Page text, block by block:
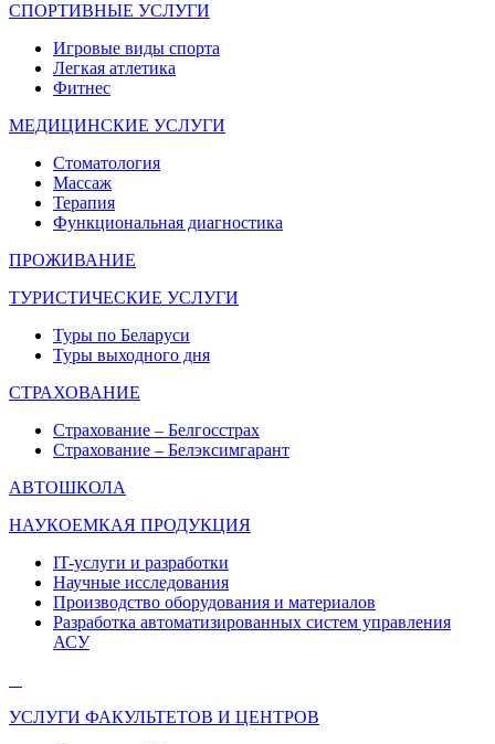
СПОРТИВНЫЕ УСЛУГИ
Игровые виды спорта
Легкая атлетика
Фитнес
МЕДИЦИНСКИЕ УСЛУГИ
Стоматология
Массаж
Терапия
Функциональная диагностика
ПРОЖИВАНИЕ
ТУРИСТИЧЕСКИЕ УСЛУГИ
Туры по Беларуси
Туры выходного дня
СТРАХОВАНИЕ
Страхование – Белгосстрах
Страхование – Белэксимгарант
АВТОШКОЛА
НАУКОЕМКАЯ ПРОДУКЦИЯ
IT-услуги и разработки
Научные исследования
Производство оборудования и материалов
Разработка автоматизированных систем управления
АСУ
УСЛУГИ ФАКУЛЬТЕТОВ И ЦЕНТРОВ